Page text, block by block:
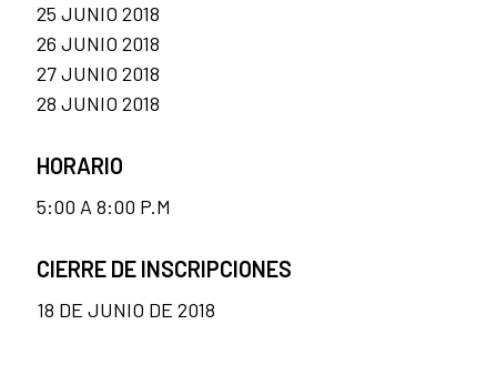
25 JUNIO 2018
26 JUNIO 2018
27 JUNIO 2018
28 JUNIO 2018
HORARIO
5:00 A 8:00 P.M
CIERRE DE INSCRIPCIONES
18 DE JUNIO DE 2018